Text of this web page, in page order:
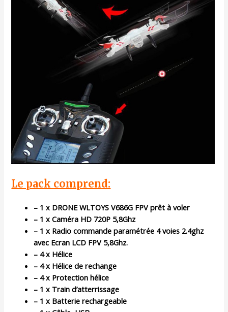
Le pack comprend:
– 1 x DRONE WLTOYS V686G FPV prêt à voler
– 1 x Caméra HD 720P 5,8Ghz
– 1 x Radio commande paramétrée 4 voies 2.4ghz
avec Ecran LCD FPV 5,8Ghz.
– 4 x Hélice
– 4 x Hélice de rechange
– 4 x Protection hélice
– 1 x Train d’atterrissage
– 1 x Batterie rechargeable